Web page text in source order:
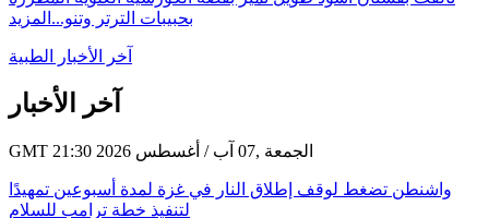
بحبيبات الترتر وتنو... المزيد
آخر الأخبار الطبية
آخر الأخبار
GMT 21:30 2026 الجمعة ,07 آب / أغسطس
واشنطن تضغط لوقف إطلاق النار في غزة لمدة أسبوعين تمهيدًا
لتنفيذ خطة ترامب للسلام